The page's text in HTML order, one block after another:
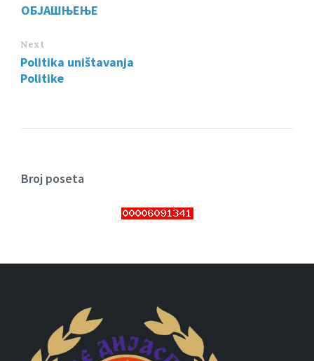
ОБЈАШЊЕЊЕ
Next
Politika uništavanja
Politike
Broj poseta